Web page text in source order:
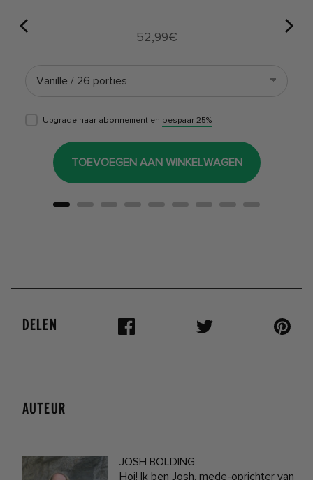
Price
52,99€
Upgrade naar abonnement en bespaar 25%
TOEVOEGEN AAN WINKELWAGEN
DELEN
AUTEUR
JOSH BOLDING
Hoi! Ik ben Josh, mede-oprichter van